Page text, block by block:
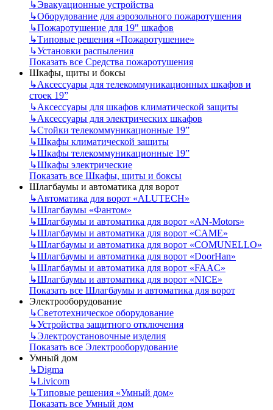
↳Эвакуационные устройства
↳Оборудование для аэрозольного пожаротушения
↳Пожаротушение для 19" шкафов
↳Типовые решения «Пожаротушение»
↳Установки распыления
Показать все Средства пожаротушения
Шкафы, щиты и боксы
↳Аксессуары для телекоммуникационных шкафов и
стоек 19”
↳Аксессуары для шкафов климатической защиты
↳Аксессуары для электрических шкафов
↳Стойки телекоммуникационные 19”
↳Шкафы климатической защиты
↳Шкафы телекоммуникационные 19”
↳Шкафы электрические
Показать все Шкафы, щиты и боксы
Шлагбаумы и автоматика для ворот
↳Автоматика для ворот «ALUTECH»
↳Шлагбаумы «Фантом»
↳Шлагбаумы и автоматика для ворот «AN-Motors»
↳Шлагбаумы и автоматика для ворот «CAME»
↳Шлагбаумы и автоматика для ворот «COMUNELLO»
↳Шлагбаумы и автоматика для ворот «DoorHan»
↳Шлагбаумы и автоматика для ворот «FAAC»
↳Шлагбаумы и автоматика для ворот «NICE»
Показать все Шлагбаумы и автоматика для ворот
Электрооборудование
↳Светотехническое оборудование
↳Устройства защитного отключения
↳Электроустановочные изделия
Показать все Электрооборудование
Умный дом
↳Digma
↳Livicom
↳Типовые решения «Умный дом»
Показать все Умный дом